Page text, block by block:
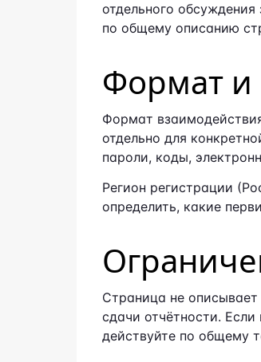
отдельного
по общему описанию
Формат и
Формат
отдельно для
пароли, коды,
Регион регистрации
определить, какие
Страница не
сдачи отчётности.
действуйте по общему